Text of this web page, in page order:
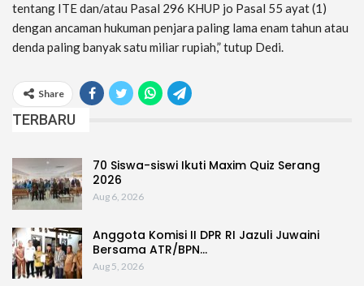
tentang ITE dan/atau Pasal 296 KHUP jo Pasal 55 ayat (1)
dengan ancaman hukuman penjara paling lama enam tahun atau
denda paling banyak satu miliar rupiah,” tutup Dedi.
Share
TERBARU
70 Siswa-siswi Ikuti Maxim Quiz Serang
2026
Aug 6, 2026
Anggota Komisi II DPR RI Jazuli Juwaini
Bersama ATR/BPN…
Aug 5, 2026